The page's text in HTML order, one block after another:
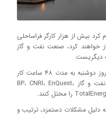
کرد بیش از هزار کارگر فراساحلی
خواهند کرد، صنعت نفت و گاز
دیگریست.
1300 کارگر فراساحلی که قرار است از روز دوشنبه به مدت 48 ساعت کار
خود را ترک کنند، ممکن است تولید نفت و گاز BP، CNRI، EnQuest،
به دلیل مشکلات دستمزد، ترتیب و